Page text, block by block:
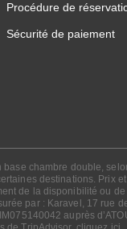
Procédure de
Sécurité de paiement
chambre double,
destinations.
de la disponibilité ou
par : Karavel, 17 rue
auprès